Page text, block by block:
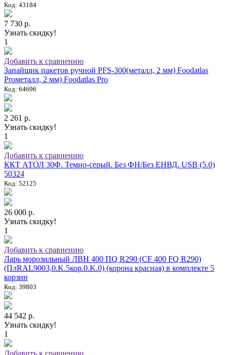
Код: 43184
7 730 р.
Узнать скидку!
1
Добавить к сравнению
Запайщик пакетов ручной PFS-300(металл, 2 мм) Foodatlas
Proметалл, 2 мм) Foodatlas Pro
Код: 64696
2 261 р.
Узнать скидку!
1
Добавить к сравнению
ККТ АТОЛ 30Ф. Темно-серый. Без ФН/Без ЕНВД. USB (5.0)
50324
Код: 52125
26 000 р.
Узнать скидку!
1
Добавить к сравнению
Ларь морозильный ЛВН 400 ПQ R290 (СF 400 FQ R290)
(ПлRAL9003,0.K.5кор.0.K.0) (корона красная) в комплекте 5
корзин
Код: 39803
44 542 р.
Узнать скидку!
1
Добавить к сравнению